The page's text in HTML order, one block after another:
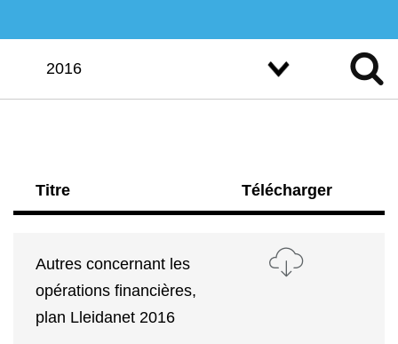
2016
Titre Télécharger
Autres concernant les
opérations financières,
plan Lleidanet 2016